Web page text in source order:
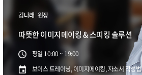
김나래 원장
따뜻한 이미지메이킹 & 스피킹 솔루션
평일 10:00 ~ 19:00
보이스 트레이닝, 이미지메이킹, 자소서 작성법